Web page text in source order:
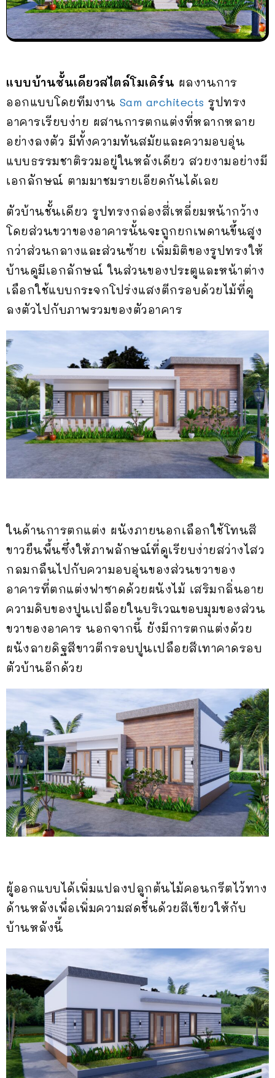
แบบบ้านชั้นเดียวสไตล์โมเดิร์น ผลงานการ
ออกแบบโดยทีมงาน Sam architects รูปทรง
อาคารเรียบง่าย ผสานการตกแต่งที่หลากหลาย
อย่างลงตัว มีทั้งความทันสมัยและความอบอุ่น
แบบธรรมชาติรวมอยู่ในหลังเดียว สวยงามอย่างมี
เอกลักษณ์ ตามมาชมรายเอียดกันได้เลย
ตัวบ้านชั้นเดียว รูปทรงกล่องสี่เหลี่ยมหน้ากว้าง
โดยส่วนขวาของอาคารนั้นจะถูกยกเพดานขึ้นสูง
กว่าส่วนกลางและส่วนซ้าย เพิ่มมิติของรูปทรงให้
บ้านดูมีเอกลักษณ์ ในส่วนของประตูและหน้าต่าง
เลือกใช้แบบกระจกโปร่งแสงตีกรอบด้วยไม้ที่ดู
ลงตัวไปกับภาพรวมของตัวอาคาร
ในด้านการตกแต่ง ผนังภายนอกเลือกใช้โทนสี
ขาวยืนพื้นซึ่งให้ภาพลักษณ์ที่ดูเรียบง่ายสว่างไสว
กลมกลืนไปกับความอบอุ่นของส่วนขวาของ
อาคารที่ตกแต่งฟาซาดด้วยผนังไม้ เสริมกลิ่นอาย
ความดิบของปูนเปลือยในบริเวณขอบมุมของส่วน
ขวาของอาคาร นอกจากนี้ ยังมีการตกแต่งด้วย
ผนังลายดิฐสีขาวตีกรอบปูนเปลือยสีเทาคาดรอบ
ตัวบ้านอีกด้วย
ผู้ออกแบบได้เพิ่มแปลงปลูกต้นไม้คอนกรีตไว้ทาง
ด้านหลังเพื่อเพิ่มความสดชื่นด้วยสีเขียวให้กับ
บ้านหลังนี้